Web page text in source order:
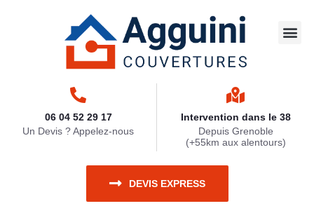
06 04 52 29 17
Un Devis ? Appelez-nous
Intervention dans le 38
Depuis Grenoble
(+55km aux alentours)
DEVIS EXPRESS